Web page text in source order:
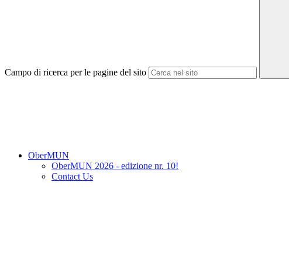
Campo di ricerca per le pagine del sito
OberMUN
OberMUN 2026 - edizione nr. 10!
Contact Us